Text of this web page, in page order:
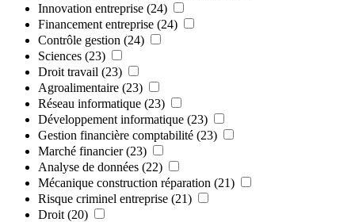
Innovation entreprise (24)
Financement entreprise (24)
Contrôle gestion (24)
Sciences (23)
Droit travail (23)
Agroalimentaire (23)
Réseau informatique (23)
Développement informatique (23)
Gestion financière comptabilité (23)
Marché financier (23)
Analyse de données (22)
Mécanique construction réparation (21)
Risque criminel entreprise (21)
Droit (20)